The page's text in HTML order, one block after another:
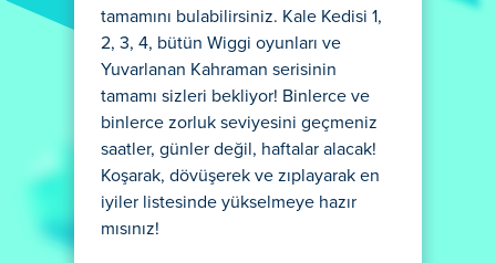
tamamını bulabilirsiniz. Kale Kedisi 1,
2, 3, 4, bütün Wiggi oyunları ve
Yuvarlanan Kahraman serisinin
tamamı sizleri bekliyor! Binlerce ve
binlerce zorluk seviyesini geçmeniz
saatler, günler değil, haftalar alacak!
Koşarak, dövüşerek ve zıplayarak en
iyiler listesinde yükselmeye hazır
mısınız!